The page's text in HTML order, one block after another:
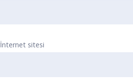
İnternet sitesi